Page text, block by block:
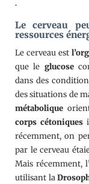
Le cerveau
ressources
Le cerveau est
que le glucose
dans des
des situations de
métabolique
corps cétoniques
récemment, on
par le cerveau
Mais récemment,
utilisant la